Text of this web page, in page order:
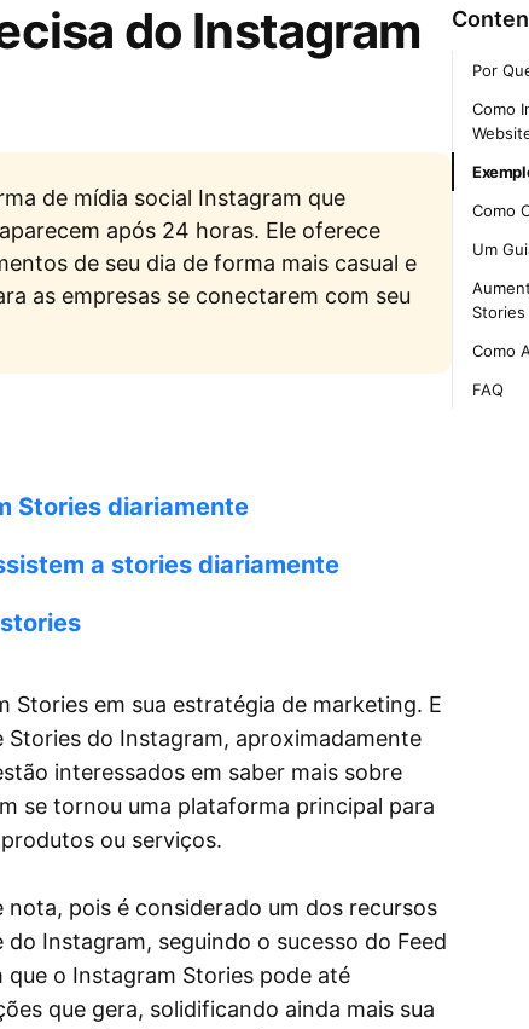
do Instagram
de mídia social Instagram que
após 24 horas. Ele oferece
de seu dia de forma mais casual e
as empresas se conectarem com seu
Stories diariamente
a stories diariamente
Stories em sua estratégia de marketing. E
do Instagram, aproximadamente
interessados em saber mais sobre
se tornou uma plataforma principal para
ou serviços.
pois é considerado um dos recursos
Instagram, seguindo o sucesso do Feed
que o Instagram Stories pode até
que gera, solidificando ainda mais sua
Por
Como
Como
Um
Como
FAQ